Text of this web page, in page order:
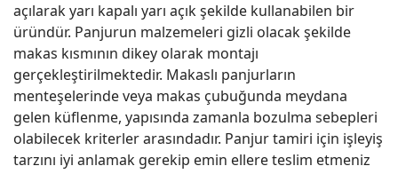
açılarak yarı kapalı yarı açık şekilde kullanabilen bir
üründür. Panjurun malzemeleri gizli olacak şekilde
makas kısmının dikey olarak montajı
gerçekleştirilmektedir. Makaslı panjurların
menteşelerinde veya makas çubuğunda meydana
gelen küflenme, yapısında zamanla bozulma sebepleri
olabilecek kriterler arasındadır. Panjur tamiri için işleyiş
tarzını iyi anlamak gerekip emin ellere teslim etmeniz